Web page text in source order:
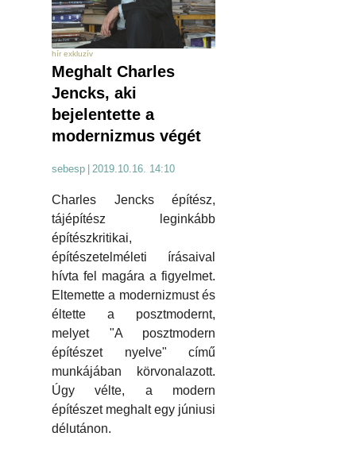
hír exkluzív
Meghalt Charles
Jencks, aki
bejelentette a
modernizmus végét
sebesp 2019.10.16. 14:10
Charles Jencks építész,
tájépítész leginkább
építészkritikai,
építészetelméleti írásaival
hívta fel magára a figyelmet.
Eltemette a modernizmust és
éltette a posztmodernt,
melyet "A posztmodern
építészet nyelve" című
munkájában körvonalazott.
Úgy vélte, a modern
építészet meghalt egy júniusi
délutánon.